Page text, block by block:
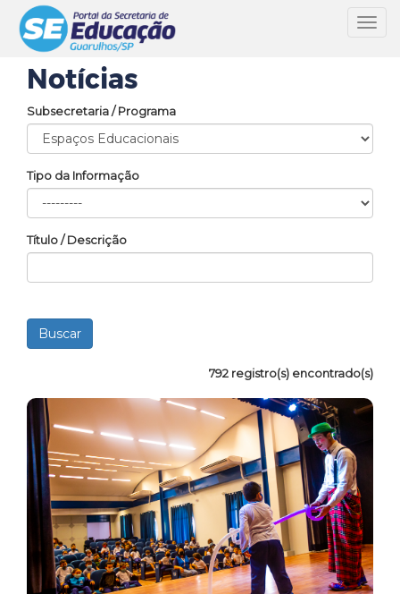
Notícias
Subsecretaria / Programa
Tipo da Informação
Título / Descrição
792 registro(s) encontrado(s)